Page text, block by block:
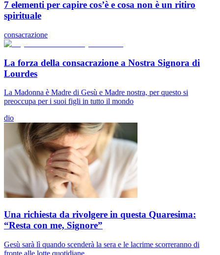
7 elementi per capire cos’è e cosa non è un ritiro
spirituale
consacrazione
La forza della consacrazione a Nostra Signora di
Lourdes
La Madonna è Madre di Gesù e Madre nostra, per questo si
preoccupa per i suoi figli in tutto il mondo
dio
Una richiesta da rivolgere in questa Quaresima:
“Resta con me, Signore”
Gesù sarà lì quando scenderà la sera e le lacrime scorreranno di
fronte alle lotte quotidiane